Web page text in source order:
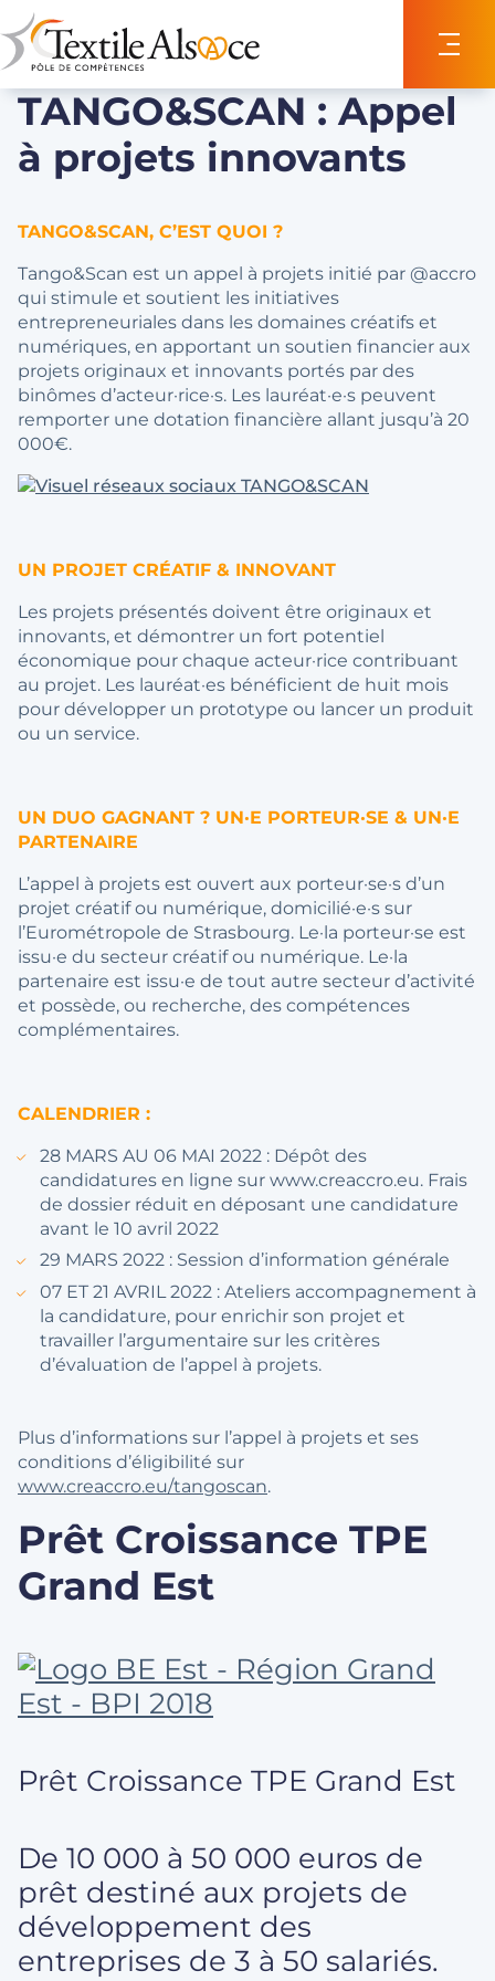
TANGO&SCAN : Appel
à projets innovants
TANGO&SCAN, C’EST QUOI ?
Tango&Scan est un appel à projets initié par @accro
qui stimule et soutient les initiatives
entrepreneuriales dans les domaines créatifs et
numériques, en apportant un soutien financier aux
projets originaux et innovants portés par des
binômes d’acteur·rice·s. Les lauréat·e·s peuvent
remporter une dotation financière allant jusqu’à 20
000€.
UN PROJET CRÉATIF & INNOVANT
Les projets présentés doivent être originaux et
innovants, et démontrer un fort potentiel
économique pour chaque acteur·rice contribuant
au projet. Les lauréat·es bénéficient de huit mois
pour développer un prototype ou lancer un produit
ou un service.
UN DUO GAGNANT ? UN·E PORTEUR·SE & UN·E
PARTENAIRE
L’appel à projets est ouvert aux porteur·se·s d’un
projet créatif ou numérique, domicilié·e·s sur
l’Eurométropole de Strasbourg. Le·la porteur·se est
issu·e du secteur créatif ou numérique. Le·la
partenaire est issu·e de tout autre secteur d’activité
et possède, ou recherche, des compétences
complémentaires.
CALENDRIER :
28 MARS AU 06 MAI 2022 : Dépôt des
candidatures en ligne sur www.creaccro.eu. Frais
de dossier réduit en déposant une candidature
avant le 10 avril 2022
29 MARS 2022 : Session d’information générale
07 ET 21 AVRIL 2022 : Ateliers accompagnement à
la candidature, pour enrichir son projet et
travailler l’argumentaire sur les critères
d’évaluation de l’appel à projets.
Plus d’informations sur l’appel à projets et ses
conditions d’éligibilité sur
www.creaccro.eu/tangoscan.
Prêt Croissance TPE
Grand Est
Prêt Croissance TPE Grand Est
De 10 000 à 50 000 euros de
prêt destiné aux projets de
développement des
entreprises de 3 à 50 salariés.
Panneau de gestion des cookies